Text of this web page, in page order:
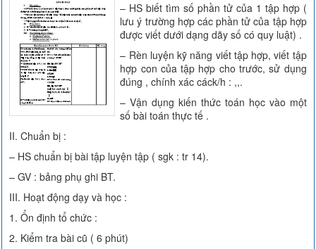
– HS biết tìm số phần tử của 1 tập hợp (
lưu ý trường hợp các phần tử của tập hợp
được viết dưới dạng dãy số có quy luật) .
– Rèn luyện kỹ năng viết tập hợp, viết tập
hợp con của tập hợp cho trước, sử dụng
đúng , chính xác cáck/h : ,,.
– Vận dụng kiến thức toán học vào một
số bài toán thực tế .
II. Chuẩn bị :
– HS chuẩn bị bài tập luyện tập ( sgk : tr 14).
– GV : bảng phụ ghi BT.
III. Hoạt động dạy và học :
1. Ổn định tổ chức :
2. Kiểm tra bài cũ ( 6 phút)